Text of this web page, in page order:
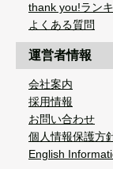
thank you!ラン
よくある質問
運営者情報
会社案内
採用情報
お問い合わせ
個人情報保護方
English